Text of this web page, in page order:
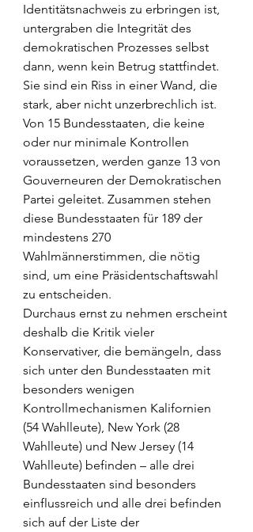
Identitätsnachweis zu erbringen ist,
untergraben die Integrität des
demokratischen Prozesses selbst
dann, wenn kein Betrug stattfindet.
Sie sind ein Riss in einer Wand, die
stark, aber nicht unzerbrechlich ist.
Von 15 Bundesstaaten, die keine
oder nur minimale Kontrollen
voraussetzen, werden ganze 13 von
Gouverneuren der Demokratischen
Partei geleitet. Zusammen stehen
diese Bundesstaaten für 189 der
mindestens 270
Wahlmännerstimmen, die nötig
sind, um eine Präsidentschaftswahl
zu entscheiden.
Durchaus ernst zu nehmen erscheint
deshalb die Kritik vieler
Konservativer, die bemängeln, dass
sich unter den Bundesstaaten mit
besonders wenigen
Kontrollmechanismen Kalifornien
(54 Wahlleute), New York (28
Wahlleute) und New Jersey (14
Wahlleute) befinden – alle drei
Bundesstaaten sind besonders
einflussreich und alle drei befinden
sich auf der Liste der